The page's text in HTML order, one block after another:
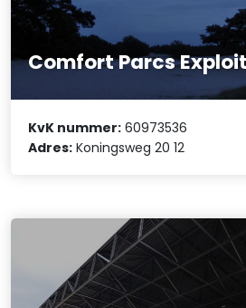
Comfort Parcs
KvK nummer: 60973536
Adres: Koningsweg 20 12